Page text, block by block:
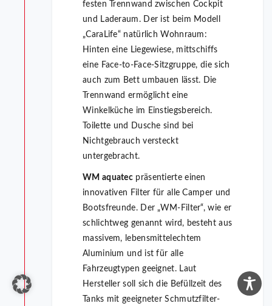
festen Trennwand zwischen Cockpit
und Laderaum. Der ist beim Modell
„CaraLife“ natürlich Wohnraum:
Hinten eine Liegewiese, mittschiffs
eine Face-to-Face-Sitzgruppe, die sich
auch zum Bett umbauen lässt. Die
Trennwand ermöglicht eine
Winkelküche im Einstiegsbereich.
Toilette und Dusche sind bei
Nichtgebrauch versteckt
untergebracht.
WM aquatec präsentierte einen
innovativen Filter für alle Camper und
Bootsfreunde. Der „WM-Filter“, wie er
schlichtweg genannt wird, besteht aus
massivem, lebensmittelechtem
Aluminium und ist für alle
Fahrzeugtypen geeignet. Laut
Hersteller soll sich die Befüllzeit des
Tanks mit geeigneter Schmutzfilter-